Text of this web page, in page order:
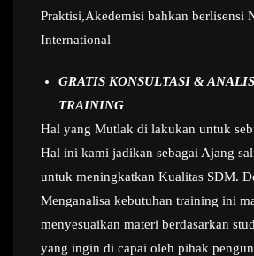
Praktisi,Akedemisi bahkan berlisensi
International
GRATIS KONSULTASI &
TRAINING
Hal yang Mutlak di lakukan untuk
Hal ini kami jadikan sebagai Ajang
untuk meningkatkan Kualitas SDM.
Menganalisa kebutuhan training ini
menyesuaikan materi berdasarkan
yang ingin di capai oleh pihak